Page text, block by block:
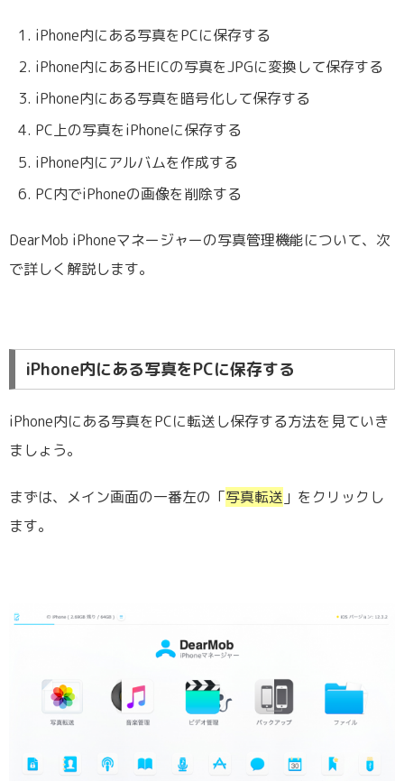
iPhone内にある写真をPCに保存する
iPhone内にあるHEICの写真をJPGに変換して保存する
iPhone内にある写真を暗号化して保存する
PC上の写真をiPhoneに保存する
iPhone内にアルバムを作成する
PC内でiPhoneの画像を削除する
DearMob iPhoneマネージャーの写真管理機能について、次
で詳しく解説します。
iPhone内にある写真をPCに保存する
iPhone内にある写真をPCに転送し保存する方法を見ていき
ましょう。
まずは、メイン画面の一番左の「写真転送 」をクリックし
ます。